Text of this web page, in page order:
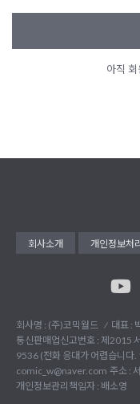
아직
회사소개 개인정보처
회사명 : (주)코믹월드 대표 :
통신판매업신고번호 : 제2015
9536 (전화 응대가 어렵습니다.
comic_w@naver.com 주소 :
개인정보관리책임자 : 배소영